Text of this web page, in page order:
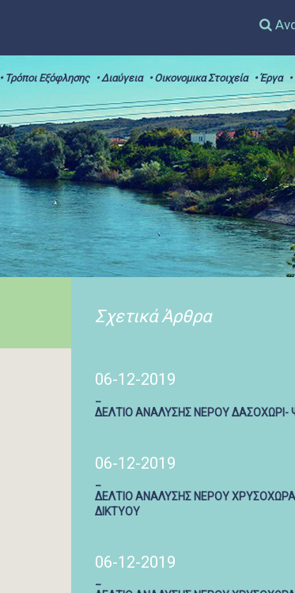
• Τρόποι Εξόφλησης • Διαύγεια • Οικονομικα Στοιχεία • Έργα
Σχετικά Άρθρα
06-12-2019
ΔΕΛΤΙΟ ΑΝΑΛΥΣΗΣ ΝΕΡΟΥ ΔΑΣΟΧΩΡΙ-
06-12-2019
ΔΕΛΤΙΟ ΑΝΑΛΥΣΗΣ ΝΕΡΟΥ
ΔΙΚΤΥΟΥ
06-12-2019